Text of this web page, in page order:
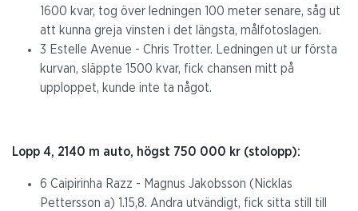
1600 kvar, tog över ledningen 100 meter senare, såg ut
att kunna greja vinsten i det längsta, målfotoslagen.
3 Estelle Avenue - Chris Trotter. Ledningen ut ur första
kurvan, släppte 1500 kvar, fick chansen mitt på
upploppet, kunde inte ta något.
Lopp 4, 2140 m auto, högst 750 000 kr (stolopp):
6 Caipirinha Razz - Magnus Jakobsson (Nicklas
Pettersson a) 1.15,8. Andra utvändigt, fick sitta still till